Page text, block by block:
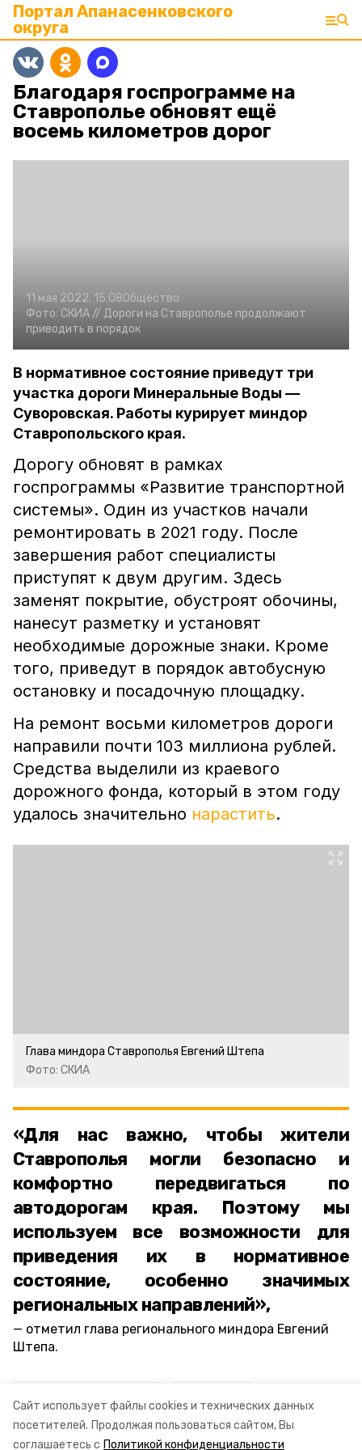
Сайт использует файлы cookies и технических данных
посетителей. Продолжая пользоваться сайтом, Вы
соглашаетесь с Политикой конфиденциальности
Портал Апанасенковского
округа
Благодаря госпрограмме на
Ставрополье обновят ещё
восемь километров дорог
11 мая 2022, 15:08Общество
Фото: СКИА // Дороги на Ставрополье продолжают
приводить в порядок
В нормативное состояние приведут три
участка дороги Минеральные Воды —
Суворовская. Работы курирует миндор
Ставропольского края.
Дорогу обновят в рамках
госпрограммы «Развитие транспортной
системы». Один из участков начали
ремонтировать в 2021 году. После
завершения работ специалисты
приступят к двум другим. Здесь
заменят покрытие, обустроят обочины,
нанесут разметку и установят
необходимые дорожные знаки. Кроме
того, приведут в порядок автобусную
остановку и посадочную площадку.
На ремонт восьми километров дороги
направили почти 103 миллиона рублей.
Средства выделили из краевого
дорожного фонда, который в этом году
удалось значительно нарастить.
Глава миндора Ставрополья Евгений Штепа
Фото: СКИА
«Для нас важно, чтобы жители
Ставрополья могли безопасно и
комфортно передвигаться по
автодорогам края. Поэтому мы
используем все возможности для
приведения их в нормативное
состояние, особенно значимых
региональных направлений»,
отметил глава регионального миндора Евгений
Штепа.
евгений штепа